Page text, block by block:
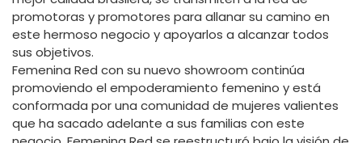
promotoras y promotores para allanar su camino en
este hermoso negocio y apoyarlos a alcanzar todos
sus objetivos.
Femenina Red con su nuevo showroom continúa
promoviendo el empoderamiento femenino y está
conformada por una comunidad de mujeres valientes
que ha sacado adelante a sus familias con este